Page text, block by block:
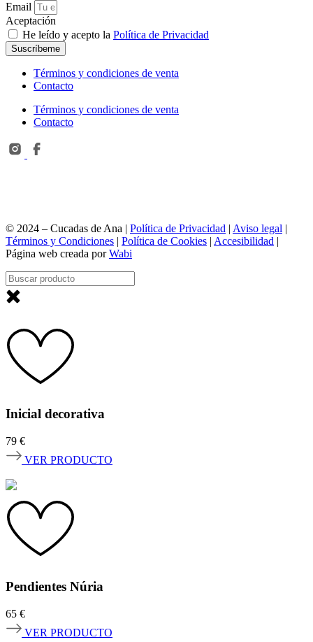
Email
Aceptación
He leído y acepto la Política de Privacidad
Suscríbeme
Términos y condiciones de venta
Contacto
Términos y condiciones de venta
Contacto
© 2024 – Cucadas de Ana | Política de Privacidad | Aviso legal |
Términos y Condiciones | Política de Cookies | Accesibilidad |
Página web creada porWabi
Inicial decorativa
79 €
VER PRODUCTO
Pendientes Núria
65 €
VER PRODUCTO